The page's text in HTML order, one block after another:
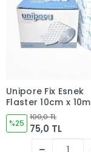
Unipore Fix Esnek
Flaster 10cm x 10m
%25
100,0 TL
75,0 TL